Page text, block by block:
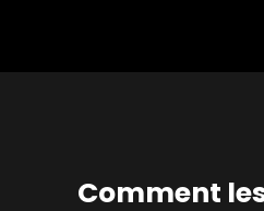
Comment